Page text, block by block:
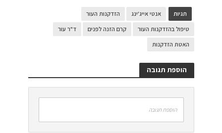
תגיות אנטי אייג'ינג
הזדקנות העור
טיפול בהזדקנות העור
קרם הזנה לפנים
ד"ר עור
האטת הזדקנות
הוספת תגובה
הוספת תגובה